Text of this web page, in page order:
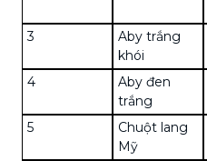
3
Aby trắng
khói
4
Aby đen
trắng
5
Chuột lang
Mỹ